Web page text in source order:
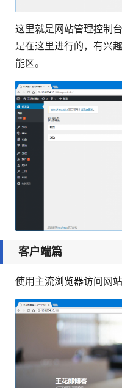
这里就是网站管理控制
是在这里进行的，有兴
能区。
客户端篇
使用主流浏览器访问网